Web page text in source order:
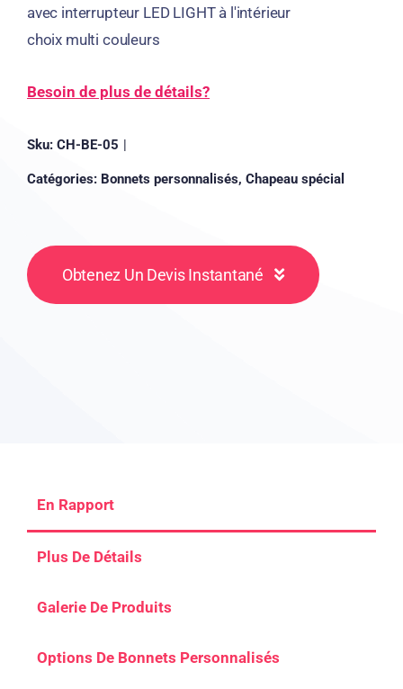
avec interrupteur LED LIGHT à l'intérieur
choix multi couleurs
Besoin de plus de détails?
Sku: CH-BE-05 |
Catégories: Bonnets personnalisés, Chapeau spécial
Obtenez Un Devis Instantané
En Rapport
Plus De Détails
Galerie De Produits
Options De Bonnets Personnalisés